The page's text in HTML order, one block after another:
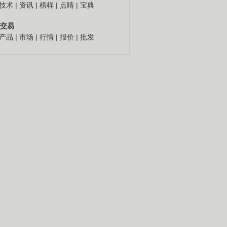
术 | 资讯 | 榜样 | 点睛 | 宝典
易
产品 | 市场 | 行情 | 报价 | 批发